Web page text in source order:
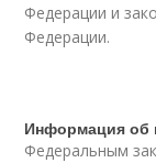
Федерации и
Федерации.
Информация об
Федеральным